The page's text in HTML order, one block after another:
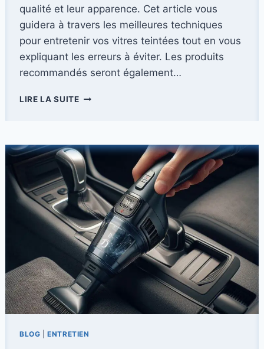
qualité et leur apparence. Cet article vous
guidera à travers les meilleures techniques
pour entretenir vos vitres teintées tout en vous
expliquant les erreurs à éviter. Les produits
recommandés seront également…
LIRE LA SUITELES
RÉUSSI
DES
VITRES
TEINTÉES
BLOG |ENTRETIEN